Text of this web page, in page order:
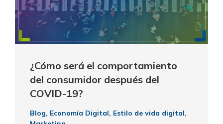
¿Cómo será el comportamiento
del consumidor después del
COVID-19?
Blog, Economía Digital, Estilo de vida digital,